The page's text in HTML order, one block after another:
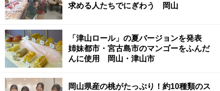
求める人たちでにぎわう 岡山
「津山ロール」の夏バージョンを発表
姉妹都市・宮古島市のマンゴーをふんだ
んに使用 岡山・津山市
岡山県産の桃がたっぷり！約10種類のス